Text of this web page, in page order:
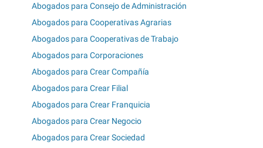
Abogados para Consejo de Administración
Abogados para Cooperativas Agrarias
Abogados para Cooperativas de Trabajo
Abogados para Corporaciones
Abogados para Crear Compañía
Abogados para Crear Filial
Abogados para Crear Franquicia
Abogados para Crear Negocio
Abogados para Crear Sociedad